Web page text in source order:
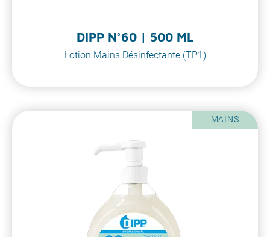
DIPP N°60 | 500 ML
Lotion Mains Désinfectante (TP1)
MAINS